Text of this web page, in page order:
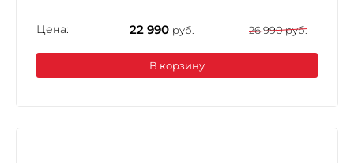
Цена: 22 990 руб. 26 990 руб.
В корзину